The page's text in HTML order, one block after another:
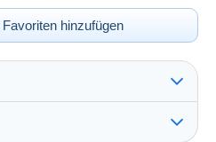
hinzufügen